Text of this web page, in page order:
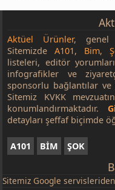
Aktüel Ürünler, genel
SitemizdeA101, Bim,
listeleri, editör
infografikler ve
sponsorlu bağlantılar
Sitemiz KVKK
konumlandırmaktadır.
detayları şeffaf biçimde
A101 BİM ŞOK
Sitemiz Google